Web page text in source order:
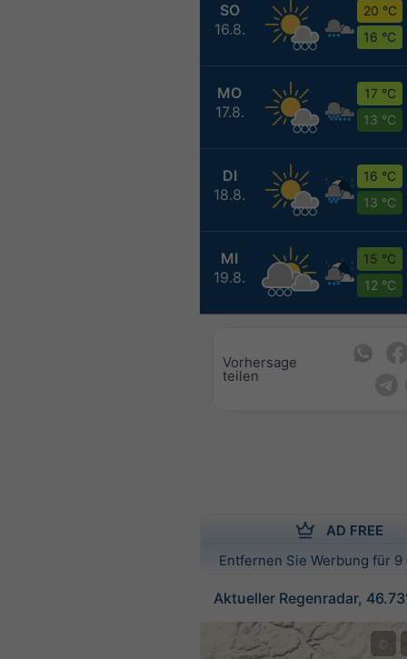
SO
16.8.
20 °C
16 °C
MO
17.8.
17 °C
13 °C
DI
18.8.
16 °C
13 °C
MI
19.8.
15 °C
12 °C
Vorhersage
teilen
AD FREE
Entfernen Sie Werbung für
Aktueller Regenradar,
©